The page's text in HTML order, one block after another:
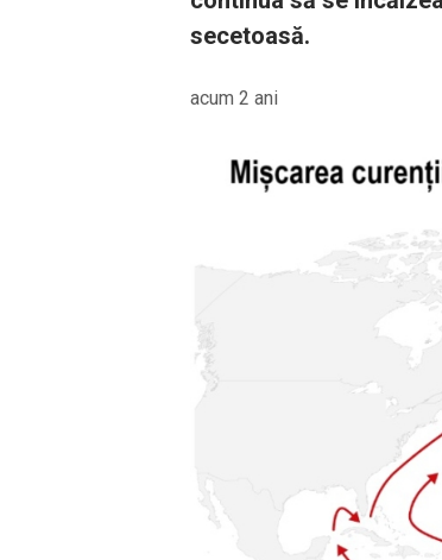
secetoasă.
acum 2 ani